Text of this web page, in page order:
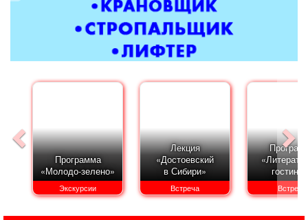
Транспорт Компании
Поздравления
Программа
«Молодо-зелено»
Экскурсии
Лекция
«Достоевский
в Сибири»
Встреча Встреча